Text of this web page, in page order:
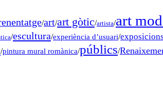
/art/art gòtic/artista/art
/escultura/experiència d’usuari/exposicions
/pintura mural romànica/públics/